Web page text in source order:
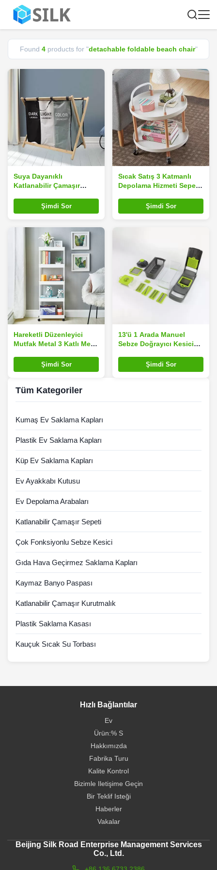
Found 4products for "detachable foldable beach chair"
Suya Dayanıklı
Katlanabilir Çamaşır
Şimdi Sor
Sıcak Satış 3 Katmanlı
Depolama Hizmeti Sepeti
Tekerlekli Depolama
Arabası
Şimdi Sor
Hareketli Düzenleyici
Mutfak Metal 3 Katlı Metal
Şimdi Sor
13'ü 1 Arada Manuel
Sebze Doğrayıcı Kesici
Şimdi Sor
Tüm Kategoriler
Kumaş Ev Saklama Kapları
Plastik Ev Saklama Kapları
Küp Ev Saklama Kapları
Ev Ayakkabı Kutusu
Ev Depolama Arabaları
Katlanabilir Çamaşır Sepeti
Çok Fonksiyonlu Sebze Kesici
Gıda Hava Geçirmez Saklama Kapları
Kaymaz Banyo Paspası
Katlanabilir Çamaşır Kurutmalık
Plastik Saklama Kasası
Kauçuk Sıcak Su Torbası
Hızlı Bağlantılar
Ev
Ürün:% S
Hakkımızda
Fabrika Turu
Kalite Kontrol
Bizimle Iletişime Geçin
Bir Teklif Isteği
Haberler
Vakalar
Beijing Silk Road Enterprise Management Services
Co., Ltd.